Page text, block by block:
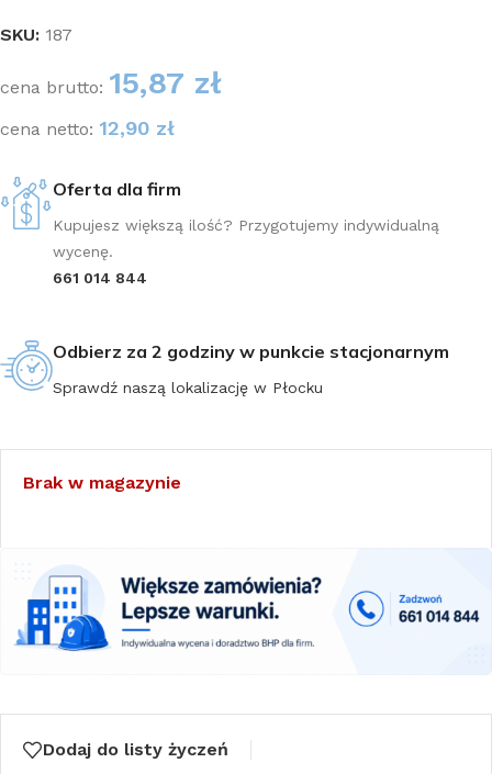
SKU: 187
cena brutto: 15,87 zł
cena netto: 12,90 zł
Oferta dla firm
Kupujesz większą ilość? Przygotujemy indywidualną
wycenę.
661 014 844
Odbierz za 2 godziny w punkcie stacjonarnym
Sprawdź naszą lokalizację w Płocku
Brak w magazynie
Dodaj do listy życzeń